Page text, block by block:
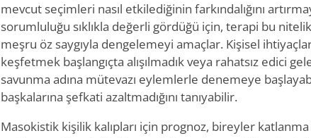
mevcut seçimleri nasıl etkilediğinin farkındalığını
sorumluluğu sıklıkla değerli gördüğü için, terapi bu
meşru öz saygıyla dengelemeyi amaçlar. Kişisel
keşfetmek başlangıçta alışılmadık veya rahatsız edici
savunma adına mütevazı eylemlerle denemeye
başkalarına şefkati azaltmadığını tanıyabilir.
Masokistik kişilik kalıpları için prognoz, bireyler katlanma